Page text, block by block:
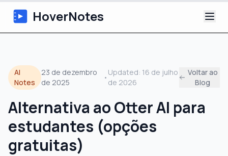
HoverNotes
Extension
Notas de Vídeo com IA
Tutoriais
AI
Notes
23 de dezembro
de 2025
•
Updated: 16 de julho
de 2026
Voltar ao
Blog
Alternativa ao Otter AI para
estudantes (opções
gratuitas)